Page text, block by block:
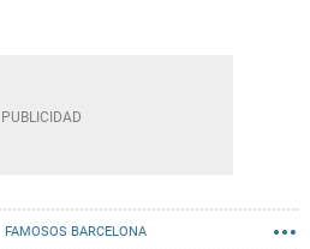
FAMOSOS BARCELONA